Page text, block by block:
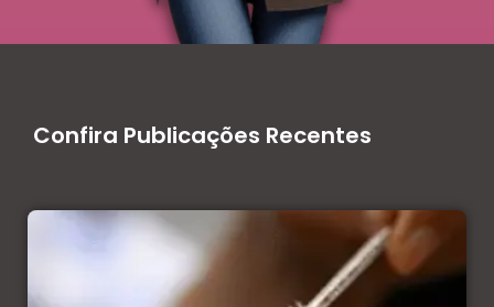
Confira Publicações Recentes